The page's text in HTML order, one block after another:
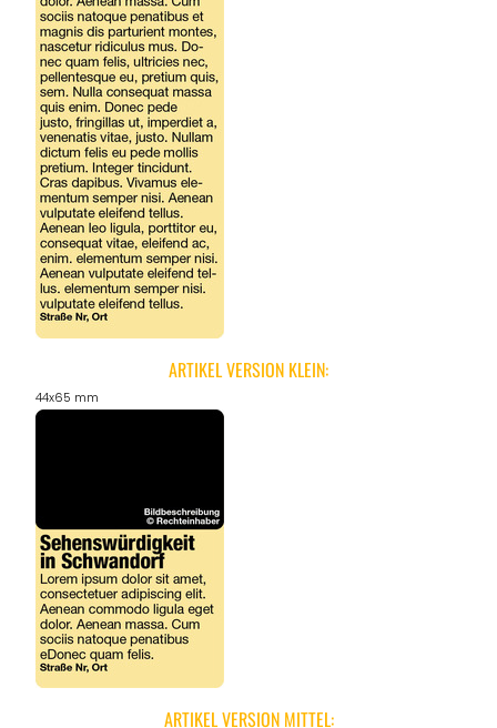
ARTIKEL VERSION KLEIN:
44x65 mm
ARTIKEL VERSION MITTEL: